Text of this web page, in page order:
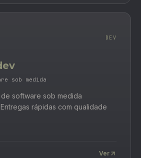
DEV
sob medida
software sob medida
rápidas com qualidade
Ver